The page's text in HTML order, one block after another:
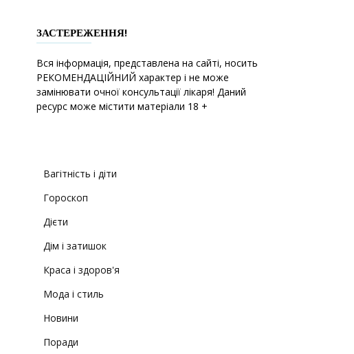
ЗАСТЕРЕЖЕННЯ!
Вся інформація, представлена на сайті, носить
РЕКОМЕНДАЦІЙНИЙ характер і не може
замінювати очної консультації лікаря! Даний
ресурс може містити матеріали 18 +
Вагітність і діти
Гороскоп
Дієти
Дім і затишок
Краса і здоров'я
Мода і стиль
Новини
Поради